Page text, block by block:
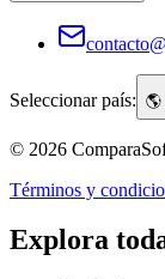
Seleccionar país: 🌎
© 2026
Términos y
Explora